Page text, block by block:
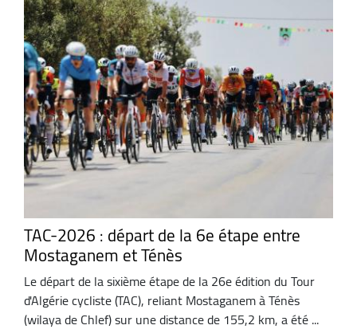
TAC-2026 : départ de la 6e étape entre
Mostaganem et Ténès
Le départ de la sixième étape de la 26e édition du Tour
d'Algérie cycliste (TAC), reliant Mostaganem à Ténès
(wilaya de Chlef) sur une distance de 155,2 km, a été ...